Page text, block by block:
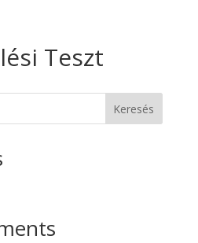
Teszt
Keresés